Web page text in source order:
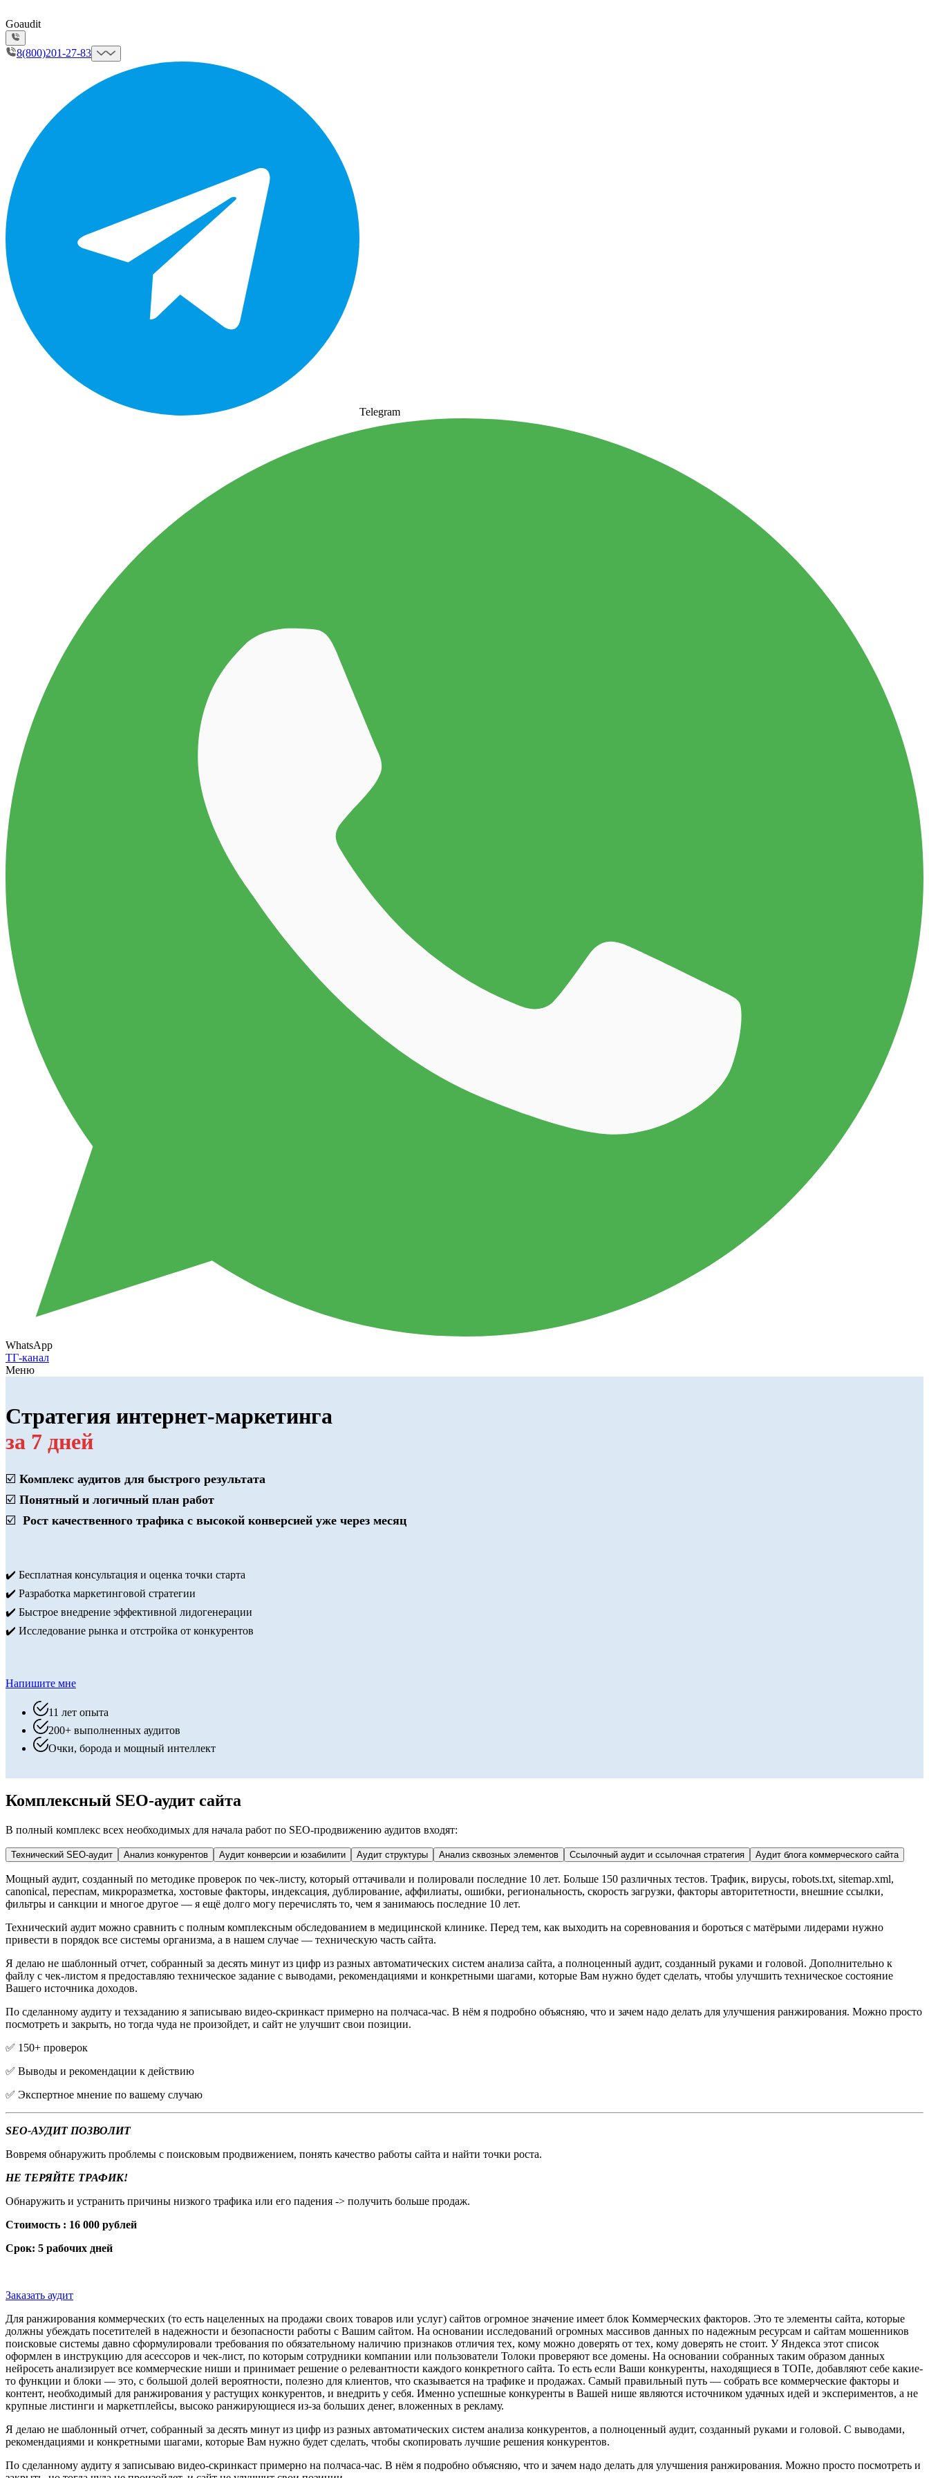
Goaudit
8(800)201-27-83
Telegram
WhatsApp
ТГ-канал
Меню
Стратегия интернет-маркетинга
за 7 дней
☑️ Комплекс аудитов для быстрого результата
☑️ Понятный и логичный план работ
☑️ Рост качественного трафика с высокой конверсией уже через месяц
✔️ Бесплатная консультация и оценка точки старта
✔️ Разработка маркетинговой стратегии
✔️ Быстрое внедрение эффективной лидогенерации
✔️ Исследование рынка и отстройка от конкурентов
Напишите мне
11 лет опыта
200+ выполненных аудитов
Очки, борода и мощный интеллект
Комплексный SEO-аудит сайта
В полный комплекс всех необходимых для начала работ по SEO-продвижению аудитов входят:
Технический SEO-аудит Анализ конкурентов Аудит конверсии и юзабилити Аудит структуры Анализ сквозных элементов Ссылочный аудит и ссылочная стратегия Аудит блога коммерческого сайта
Мощный аудит, созданный по методике проверок по чек-листу, который оттачивали и полировали последние 10 лет. Больше 150 различных тестов. Трафик, вирусы, robots.txt, sitemap.xml,
canonical, переспам, микроразметка, хостовые факторы, индексация, дублирование, аффилиаты, ошибки, региональность, скорость загрузки, факторы авторитетности, внешние ссылки,
фильтры и санкции и многое другое — я ещё долго могу перечислять то, чем я занимаюсь последние 10 лет.
Технический аудит можно сравнить с полным комплексным обследованием в медицинской клинике. Перед тем, как выходить на соревнования и бороться с матёрыми лидерами нужно
привести в порядок все системы организма, а в нашем случае — техническую часть сайта.
Я делаю не шаблонный отчет, собранный за десять минут из цифр из разных автоматических систем анализа сайта, а полноценный аудит, созданный руками и головой. Дополнительно к
файлу с чек-листом я предоставляю техническое задание с выводами, рекомендациями и конкретными шагами, которые Вам нужно будет сделать, чтобы улучшить техническое состояние
Вашего источника доходов.
По сделанному аудиту и техзаданию я записываю видео-скринкаст примерно на полчаса-час. В нём я подробно объясняю, что и зачем надо делать для улучшения ранжирования. Можно просто
посмотреть и закрыть, но тогда чуда не произойдет, и сайт не улучшит свои позиции.
✅ 150+ проверок
✅ Выводы и рекомендации к действию
✅ Экспертное мнение по вашему случаю
SEO-АУДИТ ПОЗВОЛИТ
Вовремя обнаружить проблемы с поисковым продвижением, понять качество работы сайта и найти точки роста.
НЕ ТЕРЯЙТЕ ТРАФИК!
Обнаружить и устранить причины низкого трафика или его падения -> получить больше продаж.
Стоимость : 16 000 рублей
Срок: 5 рабочих дней
Заказать аудит
Для ранжирования коммерческих (то есть нацеленных на продажи своих товаров или услуг) сайтов огромное значение имеет блок Коммерческих факторов. Это те элементы сайта, которые
должны убеждать посетителей в надежности и безопасности работы с Вашим сайтом. На основании исследований огромных массивов данных по надежным ресурсам и сайтам мошенников
поисковые системы давно сформулировали требования по обязательному наличию признаков отличия тех, кому можно доверять от тех, кому доверять не стоит. У Яндекса этот список
оформлен в инструкцию для асессоров и чек-лист, по которым сотрудники компании или пользователи Толоки проверяют все домены. На основании собранных таким образом данных
нейросеть анализирует все коммерческие ниши и принимает решение о релевантности каждого конкретного сайта. То есть если Ваши конкуренты, находящиеся в ТОПе, добавляют себе какие-
то функции и блоки — это, с большой долей вероятности, полезно для клиентов, что сказывается на трафике и продажах. Самый правильный путь — собрать все коммерческие факторы и
контент, необходимый для ранжирования у растущих конкурентов, и внедрить у себя. Именно успешные конкуренты в Вашей нише являются источником удачных идей и экспериментов, а не
крупные листинги и маркетплейсы, высоко ранжирующиеся из-за больших денег, вложенных в рекламу.
Я делаю не шаблонный отчет, собранный за десять минут из цифр из разных автоматических систем анализа конкурентов, а полноценный аудит, созданный руками и головой. С выводами,
рекомендациями и конкретными шагами, которые Вам нужно будет сделать, чтобы скопировать лучшие решения конкурентов.
По сделанному аудиту я записываю видео-скринкаст примерно на полчаса-час. В нём я подробно объясняю, что и зачем надо делать для улучшения ранжирования. Можно просто посмотреть и